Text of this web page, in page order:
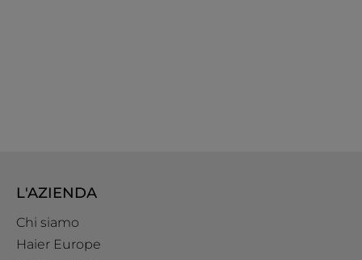
L'AZIENDA
Chi siamo
Haier Europe